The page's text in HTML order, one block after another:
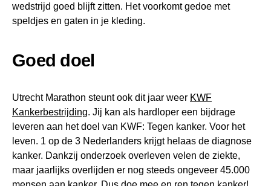
wedstrijd goed blijft zitten. Het voorkomt gedoe met
speldjes en gaten in je kleding.
Goed doel
Utrecht Marathon steunt ook dit jaar weer KWF
Kankerbestrijding. Jij kan als hardloper een bijdrage
leveren aan het doel van KWF: Tegen kanker. Voor het
leven. 1 op de 3 Nederlanders krijgt helaas de diagnose
kanker. Dankzij onderzoek overleven velen de ziekte,
maar jaarlijks overlijden er nog steeds ongeveer 45.000